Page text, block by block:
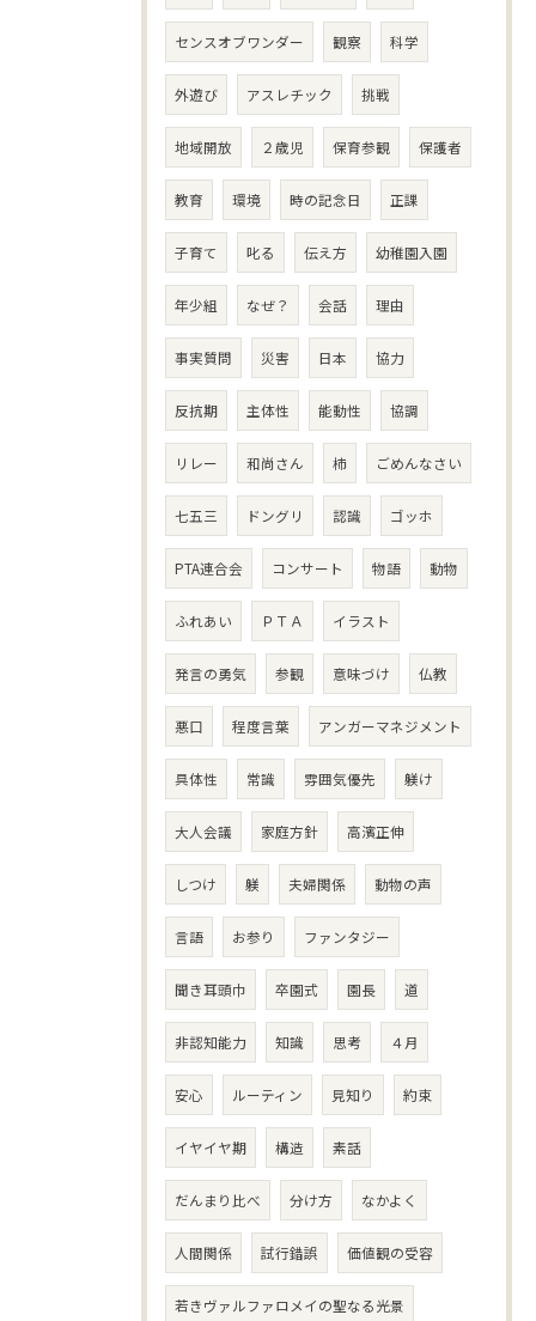
センスオブワンダー 観察 科学
外遊び アスレチック 挑戦
地域開放 ２歳児 保育参観 保護者
教育 環境 時の記念日 正課
子育て 叱る 伝え方 幼稚園入園
年少組 なぜ？ 会話 理由
事実質問 災害 日本 協力
反抗期 主体性 能動性 協調
リレー 和尚さん 柿 ごめんなさい
七五三 ドングリ 認識 ゴッホ
PTA連合会 コンサート 物語 動物
ふれあい ＰＴＡ イラスト
発言の勇気 参観 意味づけ 仏教
悪口 程度言葉 アンガーマネジメント
具体性 常識 雰囲気優先 躾け
大人会議 家庭方針 高濱正伸
しつけ 躾 夫婦関係 動物の声
言語 お参り ファンタジー
聞き耳頭巾 卒園式 園長 道
非認知能力 知識 思考 ４月
安心 ルーティン 見知り 約束
イヤイヤ期 構造 素話
だんまり比べ 分け方 なかよく
人間関係 試行錯誤 価値観の受容
若きヴァルファロメイの聖なる光景